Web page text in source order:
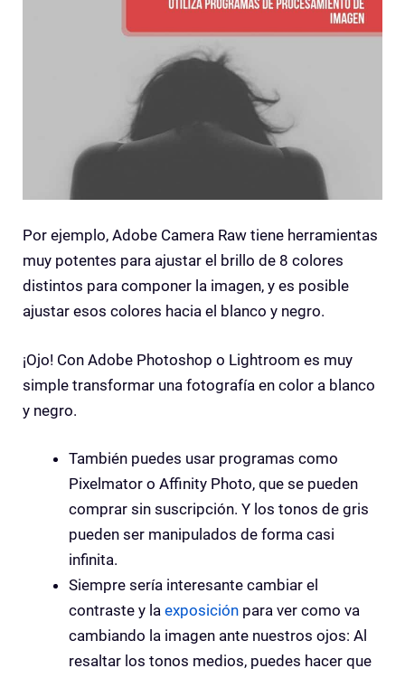
Por ejemplo, Adobe Camera Raw tiene herramientas
muy potentes para ajustar el brillo de 8 colores
distintos para componer la imagen, y es posible
ajustar esos colores hacia el blanco y negro.
¡Ojo! Con Adobe Photoshop o Lightroom es muy
simple transformar una fotografía en color a blanco
y negro.
También puedes usar programas como
Pixelmator o Affinity Photo, que se pueden
comprar sin suscripción. Y los tonos de gris
pueden ser manipulados de forma casi
infinita.
Siempre sería interesante cambiar el
contraste y la exposición para ver como va
cambiando la imagen ante nuestros ojos: Al
resaltar los tonos medios, puedes hacer que